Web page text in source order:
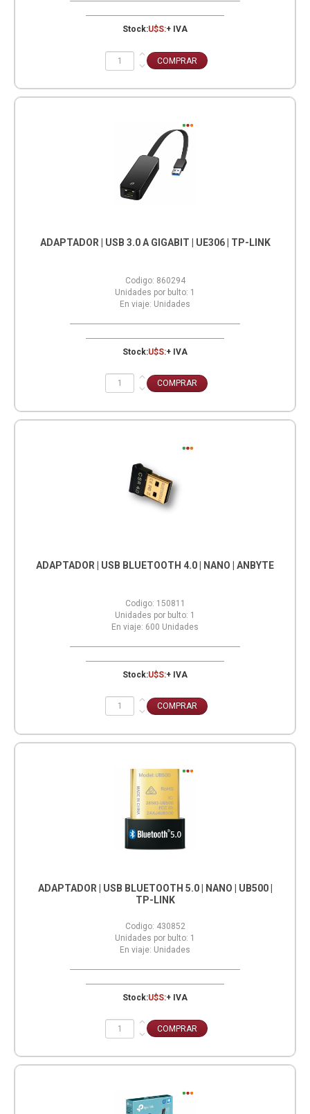
Stock:U$S:+ IVA
ADAPTADOR | USB 3.0 A GIGABIT | UE306 | TP-LINK
Codigo: 860294
Unidades por bulto: 1
En viaje: Unidades
Stock:U$S:+ IVA
ADAPTADOR | USB BLUETOOTH 4.0 | NANO | ANBYTE
Codigo: 150811
Unidades por bulto: 1
En viaje: 600 Unidades
Stock:U$S:+ IVA
ADAPTADOR | USB BLUETOOTH 5.0 | NANO | UB500 |
TP-LINK
Codigo: 430852
Unidades por bulto: 1
En viaje: Unidades
Stock:U$S:+ IVA